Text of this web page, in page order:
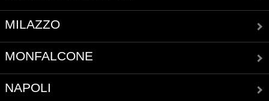
MILAZZO
MONFALCONE
NAPOLI